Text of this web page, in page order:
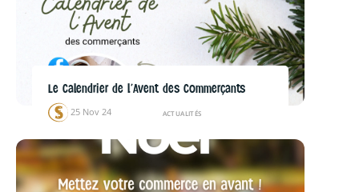
Le Calendrier de l’Avent des Commerçants
25 Nov 24 ACTUALITÉS